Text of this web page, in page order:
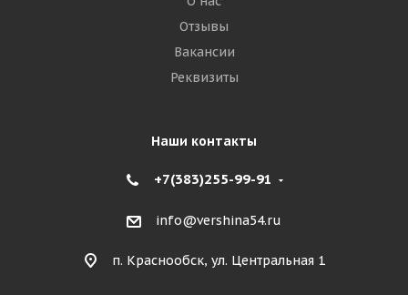
Отзывы
Вакансии
Реквизиты
Наши контакты
+7(383)255-99-91
info@vershina54.ru
п. Краснообск, ул. Центральная 1